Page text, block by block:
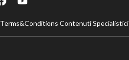
Terms&Conditions Contenuti Specialistici